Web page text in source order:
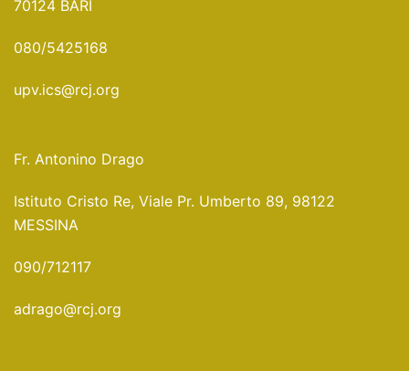
70124 BARI
080/5425168
upv.ics@rcj.org
Fr. Antonino Drago
Istituto Cristo Re, Viale Pr. Umberto 89, 98122
MESSINA
090/712117
adrago@rcj.org